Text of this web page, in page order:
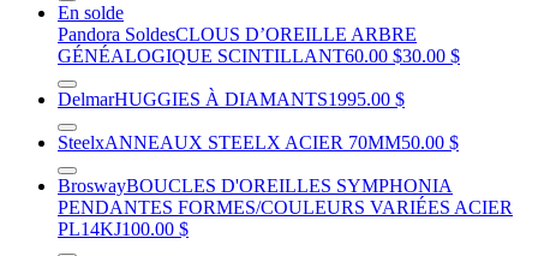
En solde
Pandora SoldesCLOUS D’OREILLE ARBRE
GÉNÉALOGIQUE SCINTILLANT60.00 $30.00 $
DelmarHUGGIES À DIAMANTS1995.00 $
SteelxANNEAUX STEELX ACIER 70MM50.00 $
BroswayBOUCLES D'OREILLES SYMPHONIA
PENDANTES FORMES/COULEURS VARIÉES ACIER
PL14KJ100.00 $